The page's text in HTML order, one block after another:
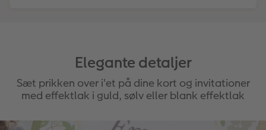
Elegante detaljer
Sæt prikken over i'et på dine kort og invitationer
med effektlak i guld, sølv eller blank effektlak